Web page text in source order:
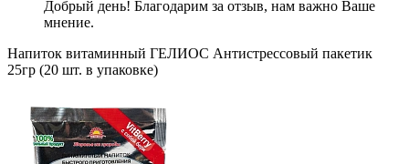
Добрый день! Благодарим за отзыв, нам важно Ваше
мнение.
Напиток витаминный ГЕЛИОС Антистрессовый пакетик
25гр (20 шт. в упаковке)